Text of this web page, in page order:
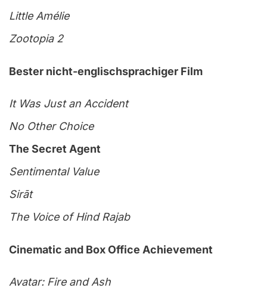
Little Amélie
Zootopia 2
Bester nicht-englischsprachiger Film
It Was Just an Accident
No Other Choice
The Secret Agent
Sentimental Value
Sirāt
The Voice of Hind Rajab
Cinematic and Box Office Achievement
Avatar: Fire and Ash